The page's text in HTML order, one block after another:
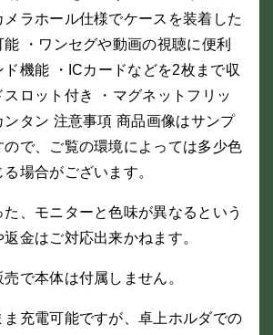
メラホール仕様でケースを装着した
能 ・ワンセグや動画の視聴に便利
ド機能 ・ICカードなどを2枚まで収
ロット付き ・マグネットフリッ
ンタン 注意事項 商品画像はサンプ
ので、ご覧の環境によっては多少色
場合がございます。
、モニターと色味が異なるという
金はご対応出来かねます。
で本体は付属しません。
充電可能ですが、卓上ホルダでの